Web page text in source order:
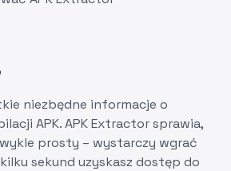
niezbędne informacje o
APK. APK Extractor sprawia,
prosty – wystarczy wgrać
sekund uzyskasz dostęp do